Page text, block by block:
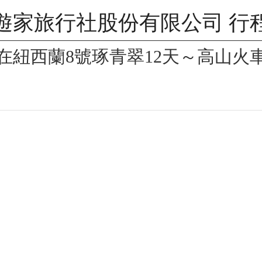
家旅行社股份有限公司 行
紐西蘭8號琢青翠12天～高山火